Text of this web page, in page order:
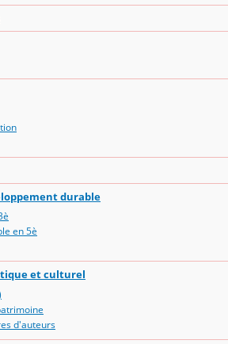
durable
en 5è
et culturel
d'auteurs